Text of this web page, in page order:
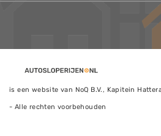
is een website van NoQ B.V., Kapitein
- Alle rechten voorbehouden